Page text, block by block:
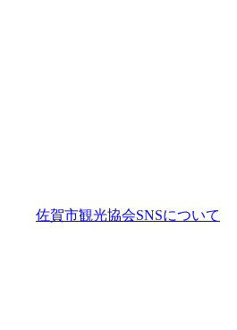
佐賀市観光協会SNSについて